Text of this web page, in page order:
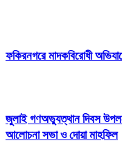
ফকিরনগরে মাদকবিরোধী
জুলাই গণঅভ্যুত্থান দিবস
আলোচনা সভা ও দোয়া মাহফিল